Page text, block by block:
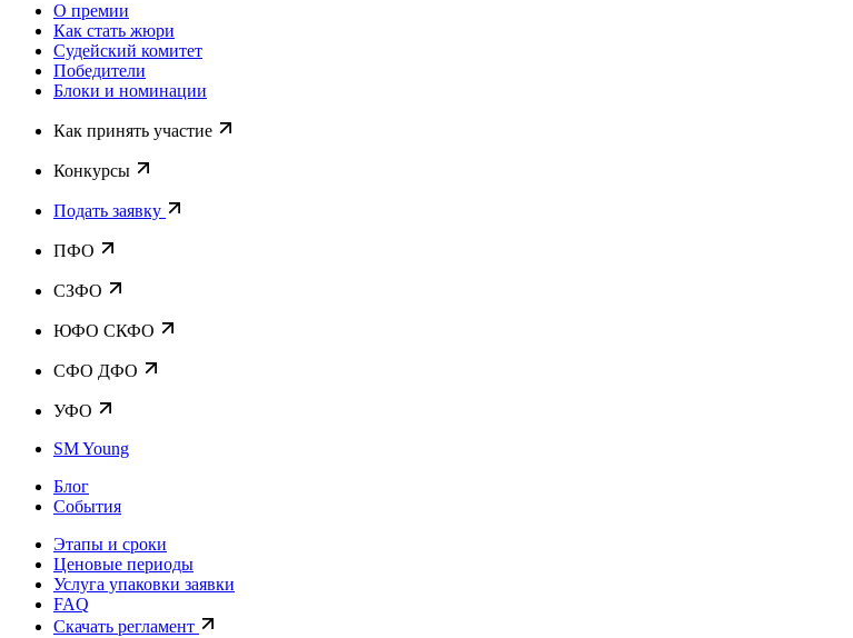
О премии
Как стать жюри
Судейский комитет
Победители
Блоки и номинации
Как принять участие
Конкурсы
Подать заявку
ПФО
СЗФО
ЮФО СКФО
CФО ДФО
УФО
SM Young
Блог
События
Этапы и сроки
Ценовые периоды
Услуга упаковки заявки
FAQ
Скачать регламент